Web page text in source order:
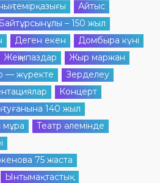
темірқазығы
Айтыс
– 150 жыл
Деген екен
Домбыра күні
Жеңімпаздар
Жыр маржан
— жүректе
Зерделеу
Концерт
140 жыл
Театр әлемінде
75 жаста
Ынтымақтастық